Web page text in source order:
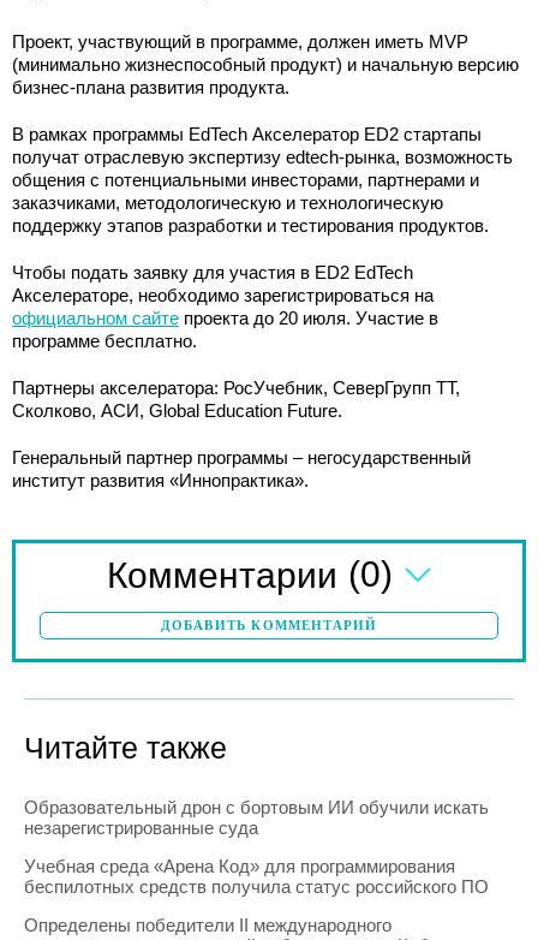
Проект, участвующий в программе, должен иметь MVP
(минимально жизнеспособный продукт) и начальную версию
бизнес-плана развития продукта.
В рамках программы EdTech Акселератор ED2 стартапы
получат отраслевую экспертизу edtech-рынка, возможность
общения с потенциальными инвесторами, партнерами и
заказчиками, методологическую и технологическую
поддержку этапов разработки и тестирования продуктов.
Чтобы подать заявку для участия в ED2 EdTech
Акселераторе, необходимо зарегистрироваться на
официальном сайте проекта до 20 июля. Участие в
программе бесплатно.
Партнеры акселератора: РосУчебник, СеверГрупп ТТ,
Сколково, АСИ, Global Education Future.
Генеральный партнер программы – негосударственный
институт развития «Иннопрактика».
Комментарии (0)
ДОБАВИТЬ КОММЕНТАРИЙ
Читайте также
Образовательный дрон с бортовым ИИ обучили искать
незарегистрированные суда
Учебная среда «Арена Код» для программирования
беспилотных средств получила статус российского ПО
Определены победители II международного